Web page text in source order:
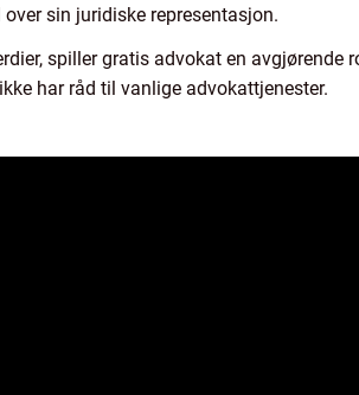
sin juridiske representasjon.
spiller gratis advokat en avgjørende
har råd til vanlige advokattjenester.